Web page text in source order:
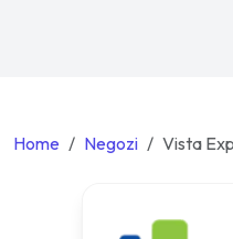
Home Negozi Vista